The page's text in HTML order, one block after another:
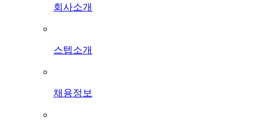
회사소개
스텝소개
채용정보